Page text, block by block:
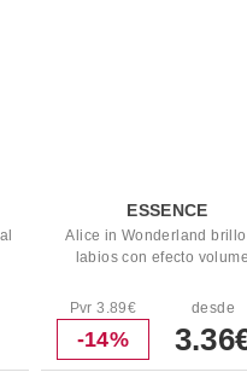
ESSENCE
Alice in Wonderland brillo
labios con efecto
Pvr 3.89€
-14%
desde